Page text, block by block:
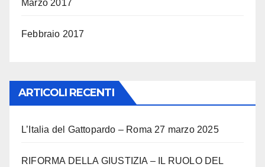
Marzo 2017
Febbraio 2017
ARTICOLI RECENTI
L’Italia del Gattopardo – Roma 27 marzo 2025
RIFORMA DELLA GIUSTIZIA – IL RUOLO DEL